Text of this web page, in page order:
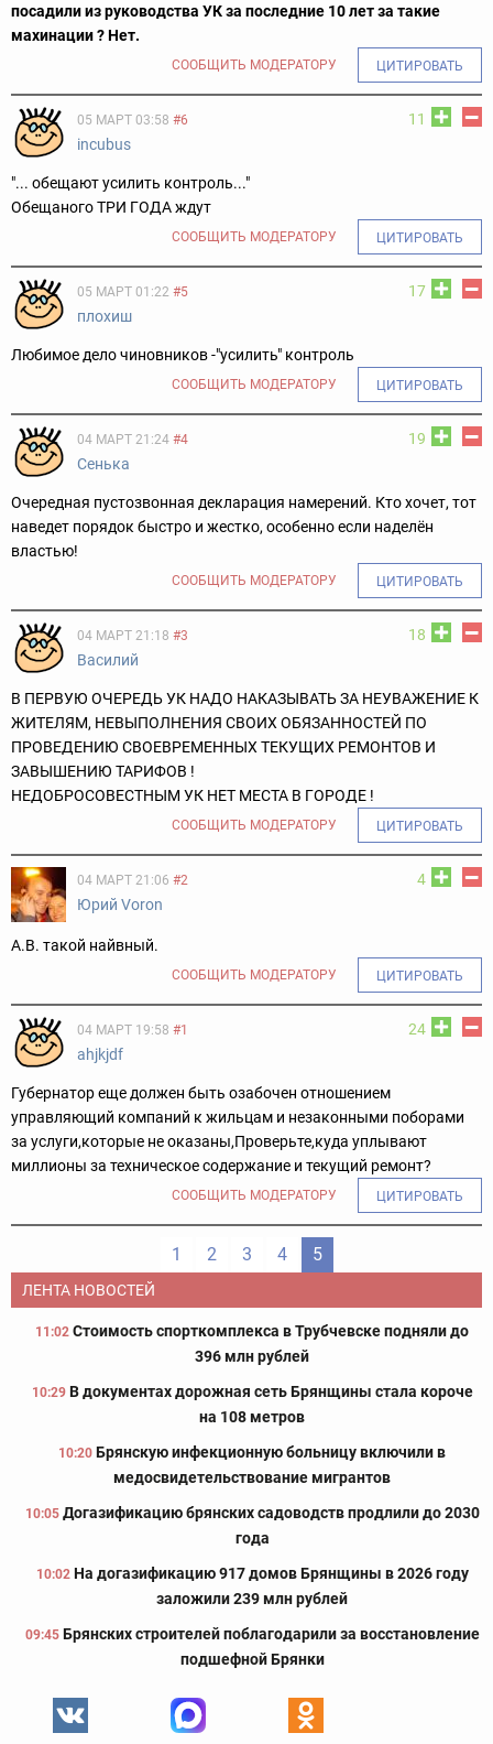
посадили из руководства УК за последние 10 лет за такие
махинации ? Нет.
СООБЩИТЬ МОДЕРАТОРУ ЦИТИРОВАТЬ
11
05 МАРТ 03:58 #6
incubus
"... обещают усилить контроль..."
Обещаного ТРИ ГОДА ждут
СООБЩИТЬ МОДЕРАТОРУ ЦИТИРОВАТЬ
17
05 МАРТ 01:22 #5
плохиш
Любимое дело чиновников -"усилить" контроль
СООБЩИТЬ МОДЕРАТОРУ ЦИТИРОВАТЬ
19
04 МАРТ 21:24 #4
Сенька
Очередная пустозвонная декларация намерений. Кто хочет, тот
наведет порядок быстро и жестко, особенно если наделён
властью!
СООБЩИТЬ МОДЕРАТОРУ ЦИТИРОВАТЬ
18
04 МАРТ 21:18 #3
Вaсилий
В ПЕРВУЮ ОЧЕРЕДЬ УК НАДО НАКАЗЫВАТЬ ЗА НЕУВАЖЕНИЕ К
ЖИТЕЛЯМ, НЕВЫПОЛНЕНИЯ СВОИХ ОБЯЗАННОСТЕЙ ПО
ПРОВЕДЕНИЮ СВОЕВРЕМЕННЫХ ТЕКУЩИХ РЕМОНТОВ И
ЗАВЫШЕНИЮ ТАРИФОВ !
НЕДОБРОСОВЕСТНЫМ УК НЕТ МЕСТА В ГОРОДЕ !
СООБЩИТЬ МОДЕРАТОРУ ЦИТИРОВАТЬ
4
04 МАРТ 21:06 #2
Юрий Voron
А.В. такой найвный.
СООБЩИТЬ МОДЕРАТОРУ ЦИТИРОВАТЬ
24
04 МАРТ 19:58 #1
ahjkjdf
Губернатор еще должен быть озабочен отношением
управляющий компаний к жильцам и незаконными поборами
за услуги,которые не оказаны,Проверьте,куда уплывают
миллионы за техническое содержание и текущий ремонт?
СООБЩИТЬ МОДЕРАТОРУ ЦИТИРОВАТЬ
1 2 3 4 5
ЛЕНТА НОВОСТЕЙ
11:02 Стоимость спорткомплекса в Трубчевске подняли до
396 млн рублей
10:29 В документах дорожная сеть Брянщины стала короче
на 108 метров
10:20 Брянскую инфекционную больницу включили в
медосвидетельствование мигрантов
10:05 Догазификацию брянских садоводств продлили до 2030
года
10:02 На догазификацию 917 домов Брянщины в 2026 году
заложили 239 млн рублей
09:45 Брянских строителей поблагодарили за восстановление
подшефной Брянки